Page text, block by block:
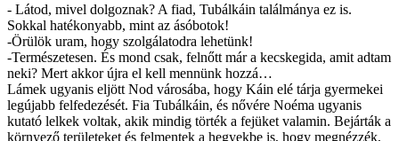
- Látod, mivel dolgoznak? A fiad, Tubálkáin találmánya ez is.
Sokkal hatékonyabb, mint az ásóbotok!
-Örülök uram, hogy szolgálatodra lehetünk!
-Természetesen. És mond csak, felnőtt már a kecskegida, amit adtam
neki? Mert akkor újra el kell mennünk hozzá…
Lámek ugyanis eljött Nod városába, hogy Káin elé tárja gyermekei
legújabb felfedezését. Fia Tubálkáin, és nővére Noéma ugyanis
kutató lelkek voltak, akik mindig törték a fejüket valamin. Bejárták a
környező területeket és felmentek a hegyekbe is, hogy megnézzék,